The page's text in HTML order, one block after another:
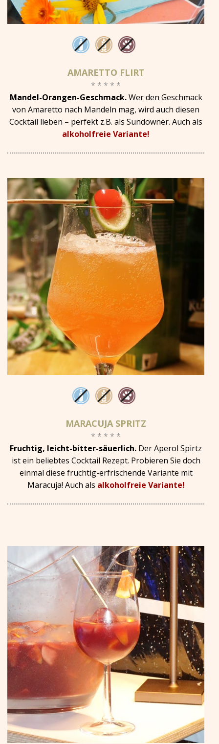
AMARETTO FLIRT
* * * * *
Mandel-Orangen-Geschmack.Wer den Geschmack
von Amaretto nach Mandeln mag, wird auch diesen
Cocktail lieben – perfekt z.B. als Sundowner. Auch als
alkoholfreie Variante!
MARACUJA SPRITZ
* * * * *
Fruchtig, leicht-bitter-säuerlich. Der Aperol Spirtz
ist ein beliebtes Cocktail Rezept. Probieren Sie doch
einmal diese fruchtig-erfrischende Variante mit
Maracuja! Auch als alkoholfreie Variante!